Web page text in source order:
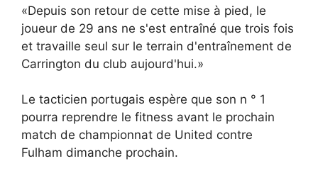
«Depuis son retour de cette mise à pied, le
joueur de 29 ans ne s'est entraîné que trois fois
et travaille seul sur le terrain d'entraînement de
Carrington du club aujourd'hui.»
Le tacticien portugais espère que son n ° 1
pourra reprendre le fitness avant le prochain
match de championnat de United contre
Fulham dimanche prochain.